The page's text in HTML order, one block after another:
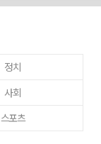
정치
사회
스포츠